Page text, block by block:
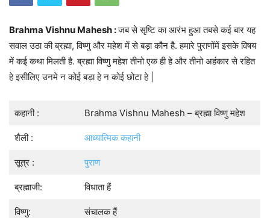
Brahma Vishnu Mahesh :जब से सृष्टि का आरंभ हुआ तबसे कई बार यह
सवाल उठा की ब्रह्मा, विष्णु और महेश में से बड़ा कौन है. हमारे पुराणोंमें इसके विषय
में कई कथा मिलती है. ब्रह्मा विष्णु महेश तीनो एक ही हे और तीनो अहंकार से रहित
हे इसीलिए उनमे न कोई बड़ा हे न कोई छोटा हे |
कहानी : Brahma Vishnu Mahesh – ब्रह्मा विष्णु महेश
शैली : आध्यात्मिक कहानी
सूत्र : पुराण
ब्रह्माजी: विधाता हैं
विष्णु: संचालक हैं